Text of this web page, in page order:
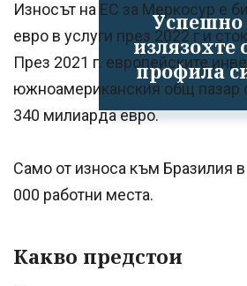
Успешно
излязохте
профила
Износът на ЕС за Меркосур е
евро в услуги през 2022 г и
През 2021 г. европейските
южноамериканския общ пазар
340 милиарда евро.
Само от износа към Бразилия
000 работни места.
Какво предстои